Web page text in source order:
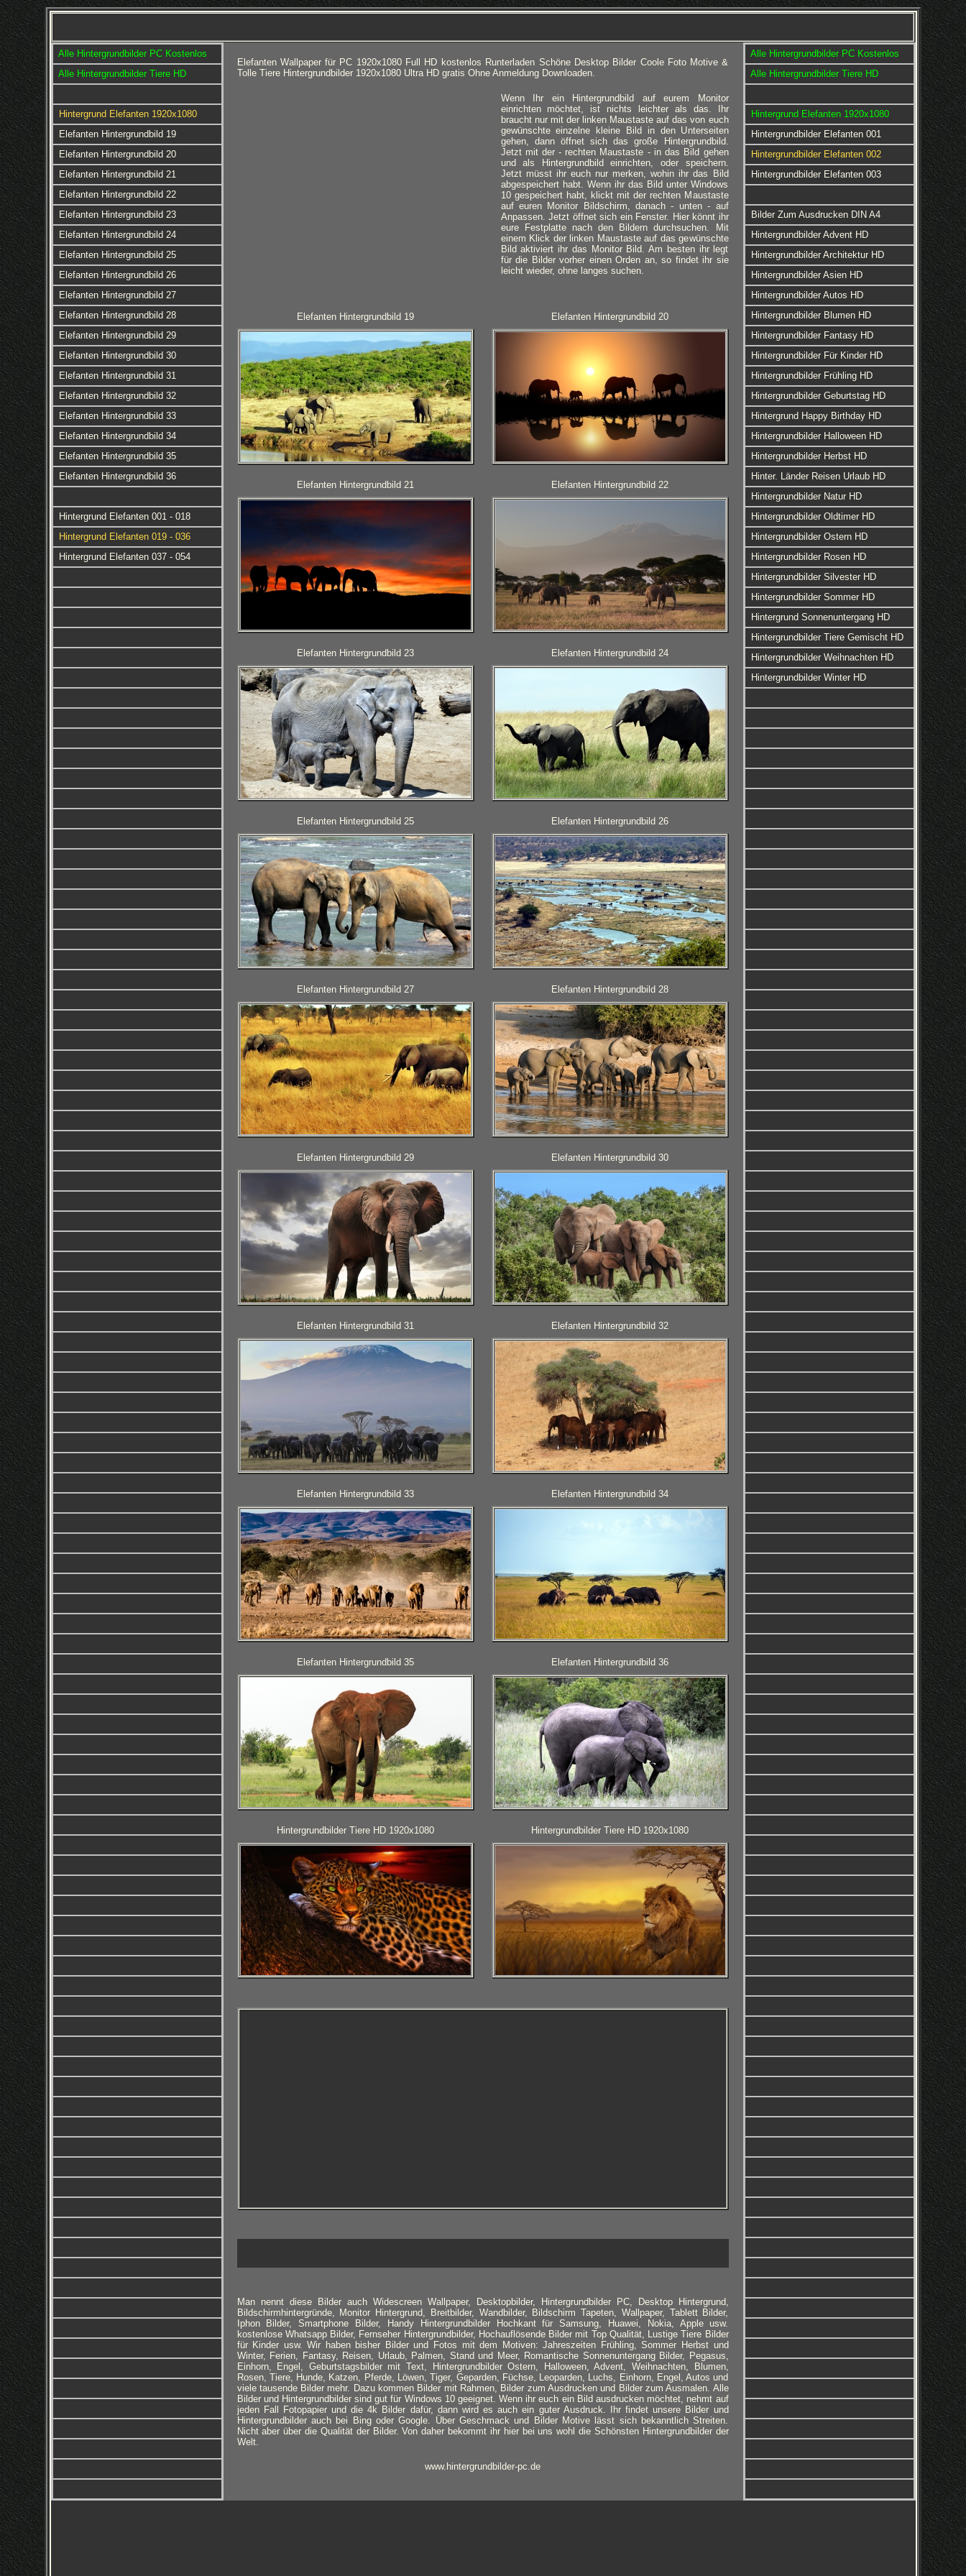
Alle Hintergrundbilder PC Kostenlos
Alle Hintergrundbilder Tiere HD
Hintergrund Elefanten 1920x1080
Elefanten Hintergrundbild 19
Elefanten Hintergrundbild 20
Elefanten Hintergrundbild 21
Elefanten Hintergrundbild 22
Elefanten Hintergrundbild 23
Elefanten Hintergrundbild 24
Elefanten Hintergrundbild 25
Elefanten Hintergrundbild 26
Elefanten Hintergrundbild 27
Elefanten Hintergrundbild 28
Elefanten Hintergrundbild 29
Elefanten Hintergrundbild 30
Elefanten Hintergrundbild 31
Elefanten Hintergrundbild 32
Elefanten Hintergrundbild 33
Elefanten Hintergrundbild 34
Elefanten Hintergrundbild 35
Elefanten Hintergrundbild 36
Hintergrund Elefanten 001 - 018
Hintergrund Elefanten 019 - 036
Hintergrund Elefanten 037 - 054
Elefanten Wallpaper für PC 1920x1080 Full HD kostenlos Runterladen Schöne Desktop Bilder Coole Foto Motive &
Tolle Tiere Hintergrundbilder 1920x1080 Ultra HD gratis Ohne Anmeldung Downloaden.
Wenn Ihr ein Hintergrundbild auf eurem Monitor
einrichten möchtet, ist nichts leichter als das. Ihr
braucht nur mit der linken Maustaste auf das von euch
gewünschte einzelne kleine Bild in den Unterseiten
gehen, dann öffnet sich das große Hintergrundbild.
Jetzt mit der - rechten Maustaste - in das Bild gehen
und als Hintergrundbild einrichten, oder speichern.
Jetzt müsst ihr euch nur merken, wohin ihr das Bild
abgespeichert habt. Wenn ihr das Bild unter Windows
10 gespeichert habt, klickt mit der rechten Maustaste
auf euren Monitor Bildschirm, danach - unten - auf
Anpassen. Jetzt öffnet sich ein Fenster. Hier könnt ihr
eure Festplatte nach den Bildern durchsuchen. Mit
einem Klick der linken Maustaste auf das gewünschte
Bild aktiviert ihr das Monitor Bild. Am besten ihr legt
für die Bilder vorher einen Orden an, so findet ihr sie
leicht wieder, ohne langes suchen.
Elefanten Hintergrundbild 19 Elefanten Hintergrundbild 20
Elefanten Hintergrundbild 21 Elefanten Hintergrundbild 22
Elefanten Hintergrundbild 23 Elefanten Hintergrundbild 24
Elefanten Hintergrundbild 25 Elefanten Hintergrundbild 26
Elefanten Hintergrundbild 27 Elefanten Hintergrundbild 28
Elefanten Hintergrundbild 29 Elefanten Hintergrundbild 30
Elefanten Hintergrundbild 31 Elefanten Hintergrundbild 32
Elefanten Hintergrundbild 33 Elefanten Hintergrundbild 34
Elefanten Hintergrundbild 35 Elefanten Hintergrundbild 36
Hintergrundbilder Tiere HD 1920x1080 Hintergrundbilder Tiere HD 1920x1080
Man nennt diese Bilder auch Widescreen Wallpaper, Desktopbilder, Hintergrundbilder PC, Desktop Hintergrund,
Bildschirmhintergründe, Monitor Hintergrund, Breitbilder, Wandbilder, Bildschirm Tapeten, Wallpaper, Tablett Bilder,
Iphon Bilder, Smartphone Bilder, Handy Hintergrundbilder Hochkant für Samsung, Huawei, Nokia, Apple usw.
kostenlose Whatsapp Bilder, Fernseher Hintergrundbilder, Hochauflösende Bilder mit Top Qualität, Lustige Tiere Bilder
für Kinder usw. Wir haben bisher Bilder und Fotos mit dem Motiven: Jahreszeiten Frühling, Sommer Herbst und
Winter, Ferien, Fantasy, Reisen, Urlaub, Palmen, Stand und Meer, Romantische Sonnenuntergang Bilder, Pegasus,
Einhorn, Engel, Geburtstagsbilder mit Text, Hintergrundbilder Ostern, Halloween, Advent, Weihnachten, Blumen,
Rosen, Tiere, Hunde, Katzen, Pferde, Löwen, Tiger, Geparden, Füchse, Leoparden, Luchs, Einhorn, Engel, Autos und
viele tausende Bilder mehr. Dazu kommen Bilder mit Rahmen, Bilder zum Ausdrucken und Bilder zum Ausmalen. Alle
Bilder und Hintergrundbilder sind gut für Windows 10 geeignet. Wenn ihr euch ein Bild ausdrucken möchtet, nehmt auf
jeden Fall Fotopapier und die 4k Bilder dafür, dann wird es auch ein guter Ausdruck. Ihr findet unsere Bilder und
Hintergrundbilder auch bei Bing oder Google. Über Geschmack und Bilder Motive lässt sich bekanntlich Streiten.
Nicht aber über die Qualität der Bilder. Von daher bekommt ihr hier bei uns wohl die Schönsten Hintergrundbilder der
Welt.
www.hintergrundbilder-pc.de
Alle Hintergrundbilder PC Kostenlos
Alle Hintergrundbilder Tiere HD
Hintergrund Elefanten 1920x1080
Hintergrundbilder Elefanten 001
Hintergrundbilder Elefanten 002
Hintergrundbilder Elefanten 003
Bilder Zum Ausdrucken DIN A4
Hintergrundbilder Advent HD
Hintergrundbilder Architektur HD
Hintergrundbilder Asien HD
Hintergrundbilder Autos HD
Hintergrundbilder Blumen HD
Hintergrundbilder Fantasy HD
Hintergrundbilder Für Kinder HD
Hintergrundbilder Frühling HD
Hintergrundbilder Geburtstag HD
Hintergrund Happy Birthday HD
Hintergrundbilder Halloween HD
Hintergrundbilder Herbst HD
Hinter. Länder Reisen Urlaub HD
Hintergrundbilder Natur HD
Hintergrundbilder Oldtimer HD
Hintergrundbilder Ostern HD
Hintergrundbilder Rosen HD
Hintergrundbilder Silvester HD
Hintergrundbilder Sommer HD
Hintergrund Sonnenuntergang HD
Hintergrundbilder Tiere Gemischt HD
Hintergrundbilder Weihnachten HD
Hintergrundbilder Winter HD